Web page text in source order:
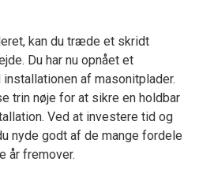
kan du træde et skridt
Du har nu opnået et
af masonitplader.
trin nøje for at sikre en holdbar
Ved at investere tid og
nyde godt af de mange fordele
år fremover.